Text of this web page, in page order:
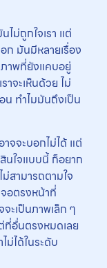
ไม่ถูกใจเรา แต่
ก มันมีหลายเรื่อง
ภาพที่ยังแคบอยู่
าจะเห็นด้วย ไม่
น ทำไมมันถึงเป็น
าจจะบอกไม่ได้ แต่
นใจแบบนี้ ก็อยาก
สามารถตามใจ
อตรงหน้าที่
ะเป็นภาพเล็ก ๆ
ที่อื่นตรงหมดเลย
ม่ได้ในระดับ